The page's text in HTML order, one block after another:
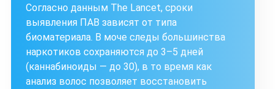
Согласно данным The Lancet, сроки
выявления ПАВ зависят от типа
биоматериала. В моче следы большинства
наркотиков сохраняются до 3–5 дней
(каннабиноиды — до 30), в то время как
анализ волос позволяет восстановить